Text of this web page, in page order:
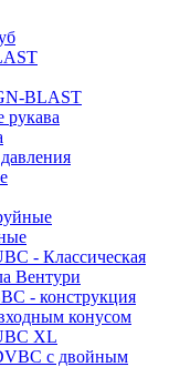
BLAST
рукава
- Классическая
Вентури
- конструкция
конусом
XL
с двойным